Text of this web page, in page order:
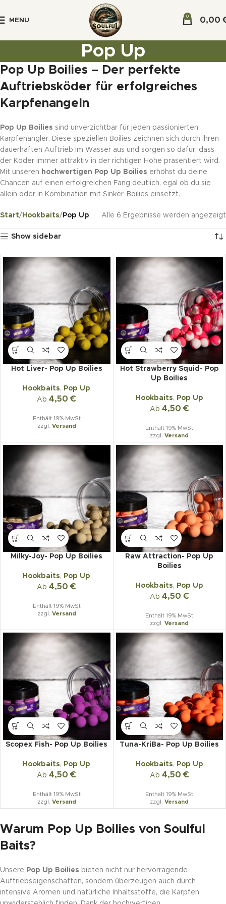
MENU
0 0,00
Pop Up
Pop Up Boilies – Der perfekte
Auftriebsköder für erfolgreiches
Karpfenangeln
Pop Up Boilies sind unverzichtbar für jeden passionierten
Karpfenangler. Diese speziellen Boilies zeichnen sich durch ihren
dauerhaften Auftrieb im Wasser aus und sorgen so dafür, dass
der Köder immer attraktiv in der richtigen Höhe präsentiert wird.
Mit unseren hochwertigen Pop Up Boilies erhöhst du deine
Chancen auf einen erfolgreichen Fang deutlich, egal ob du sie
allein oder in Kombination mit Sinker-Boilies einsetzt.
Start Hookbaits Pop Up Alle 6 Ergebnisse werden angezeigt
Show sidebar
Hot Liver- Pop Up Boilies
Hookbaits, Pop Up
Ab 4,50€
Enthält 19% MwSt
zzgl. Versand
Hot Strawberry Squid- Pop
Up Boilies
Hookbaits, Pop Up
Ab 4,50 €
Enthält 19% MwSt
zzgl.Versand
Milky-Joy- Pop Up Boilies
Hookbaits, Pop Up
Ab 4,50€
Enthält 19% MwSt
zzgl. Versand
Raw Attraction- Pop Up
Boilies
Hookbaits, Pop Up
Ab 4,50 €
Enthält 19% MwSt
zzgl.Versand
Scopex Fish- Pop Up Boilies
Hookbaits, Pop Up
Ab 4,50€
Enthält 19% MwSt
zzgl. Versand
Tuna-KriBa- Pop Up Boilies
Hookbaits, Pop Up
Ab 4,50 €
Enthält 19% MwSt
zzgl.Versand
Warum Pop Up Boilies von Soulful
Baits?
Unsere Pop Up Boilies bieten nicht nur hervorragende
Auftriebseigenschaften, sondern überzeugen auch durch
intensive Aromen und natürliche Inhaltsstoffe, die Karpfen